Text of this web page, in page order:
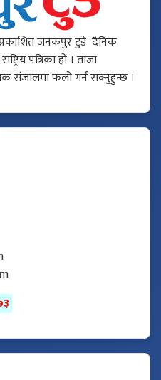
प्रकाशित जनकपुर टुडे दैनिक
पत्रिका हो । ताजा
संजालमा फलो गर्न सक्नुहुन्छ ।